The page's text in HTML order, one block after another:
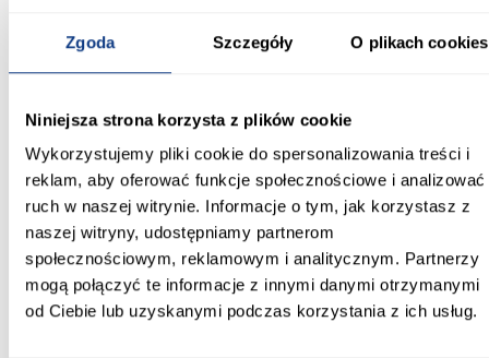
Zgoda Szczegóły O plikach cookies
Niniejsza strona korzysta z plików cookie
Wykorzystujemy pliki cookie do spersonalizowania treści i
reklam, aby oferować funkcje społecznościowe i analizować
ruch w naszej witrynie. Informacje o tym, jak korzystasz z
naszej witryny, udostępniamy partnerom
społecznościowym, reklamowym i analitycznym. Partnerzy
mogą połączyć te informacje z innymi danymi otrzymanymi
od Ciebie lub uzyskanymi podczas korzystania z ich usług.
Grubość blachy:
Kolor:
Materiał wykonania:
blacha czarna gatunek DC01